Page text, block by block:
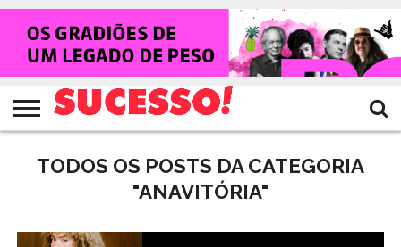
HOME
NOTÍCIAS
SHOWS
ENTREVISTAS
CLIQUES
RANKING
CROWLEY
TV
SUCESSO!
REVISTA
SUCESSO!
TODOS OS POSTS DA CATEGORIA
"ANAVITÓRIA"